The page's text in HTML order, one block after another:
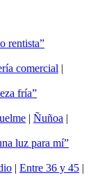
comercial |
| Ñuñoa |
| Entre 36 y 45 |